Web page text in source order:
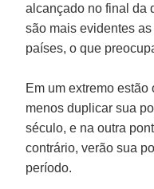
alcançado no final da
são mais evidentes
países, o que
Em um extremo
menos duplicar sua
século, e na outra
contrário, verão sua
período.